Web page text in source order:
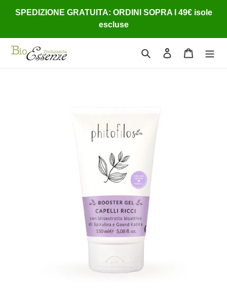
direttamente
contenuti
SPEDIZIONE GRATUITA: ORDINI SOPRA I 49€ isole
escluse
Cerca Accedi Carrello